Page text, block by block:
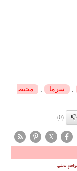
, سرما ,
محیط
(0)
X
محلی